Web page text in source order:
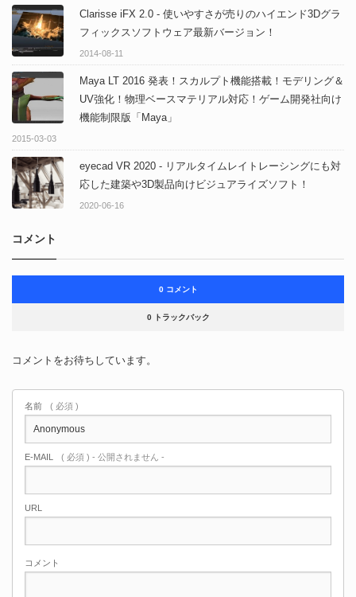
Clarisse iFX 2.0 - 使いやすさが売りのハイエンド3Dグラ
フィックスソフトウェア最新バージョン！
2014-08-11
Maya LT 2016 発表！スカルプト機能搭載！モデリング＆
UV強化！物理ベースマテリアル対応！ゲーム開発社向け
機能制限版「Maya」
2015-03-03
eyecad VR 2020 - リアルタイムレイトレーシングにも対
応した建築や3D製品向けビジュアライズソフト！
2020-06-16
コメント
0 コメント
0 トラックバック
コメントをお待ちしています。
名前 ( 必須 )
E-MAIL ( 必須 ) - 公開されません -
URL
コメント